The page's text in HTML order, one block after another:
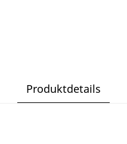
Produktdetails